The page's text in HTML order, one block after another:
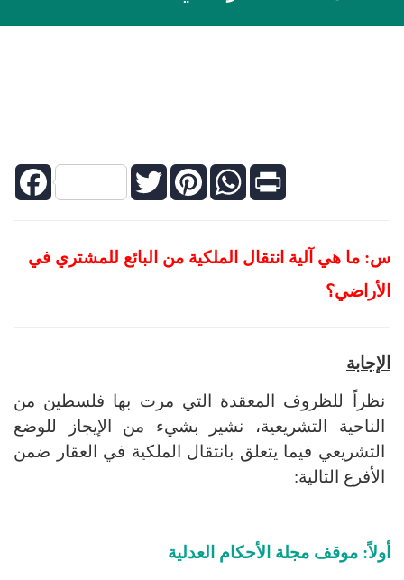
Facebook TwitterPinterestWhatsApp Print
س: ما هي آلية انتقال الملكية من البائع للمشتري في
الأراضي؟
الإجابة
نظراً للظروف المعقدة التي مرت بها فلسطين من
الناحية التشريعية، نشير بشيء من الإيجاز للوضع
التشريعي فيما يتعلق بانتقال الملكية في العقار ضمن
الأفرع التالية:
أولاً: موقف مجلة الأحكام العدلية